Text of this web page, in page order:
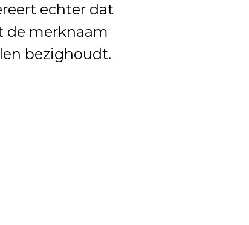
echter dat
de merknaam
bezighoudt.